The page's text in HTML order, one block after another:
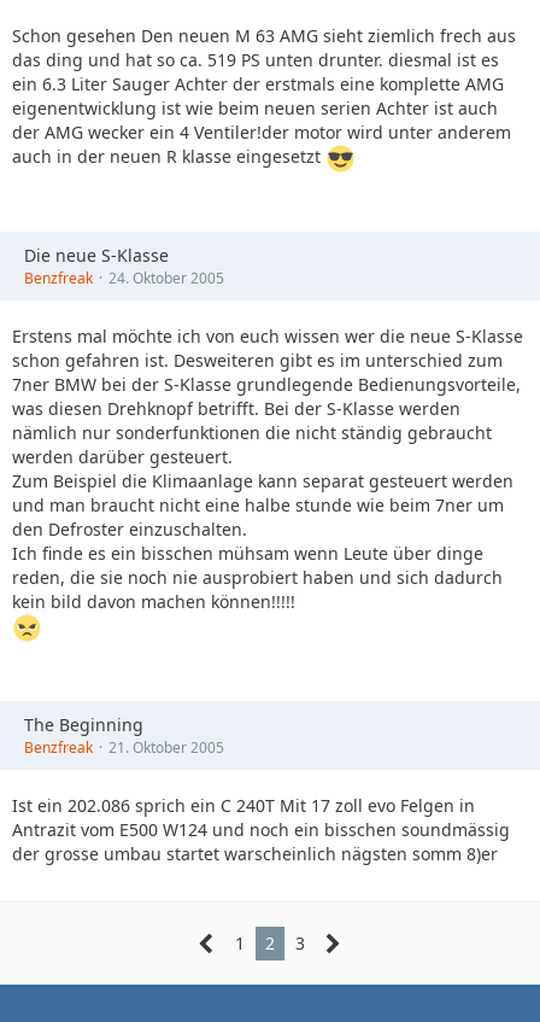
Schon gesehen Den neuen M 63 AMG sieht ziemlich frech aus
das ding und hat so ca. 519 PS unten drunter. diesmal ist es
ein 6.3 Liter Sauger Achter der erstmals eine komplette AMG
eigenentwicklung ist wie beim neuen serien Achter ist auch
der AMG wecker ein 4 Ventiler!der motor wird unter anderem
auch in der neuen R klasse eingesetzt
Die neue S-Klasse
Benzfreak 24. Oktober 2005
Erstens mal möchte ich von euch wissen wer die neue S-Klasse
schon gefahren ist. Desweiteren gibt es im unterschied zum
7ner BMW bei der S-Klasse grundlegende Bedienungsvorteile,
was diesen Drehknopf betrifft. Bei der S-Klasse werden
nämlich nur sonderfunktionen die nicht ständig gebraucht
werden darüber gesteuert.
Zum Beispiel die Klimaanlage kann separat gesteuert werden
und man braucht nicht eine halbe stunde wie beim 7ner um
den Defroster einzuschalten.
Ich finde es ein bisschen mühsam wenn Leute über dinge
reden, die sie noch nie ausprobiert haben und sich dadurch
kein bild davon machen können!!!!!
The Beginning
Benzfreak 21. Oktober 2005
Ist ein 202.086 sprich ein C 240T Mit 17 zoll evo Felgen in
Antrazit vom E500 W124 und noch ein bisschen soundmässig
der grosse umbau startet warscheinlich nägsten somm 8)er
1 2 3